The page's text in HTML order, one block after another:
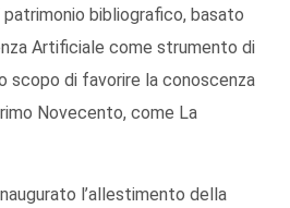
bibliografico, basato
Artificiale come strumento di
scopo di favorire la conoscenza
Novecento, come La
l’allestimento della